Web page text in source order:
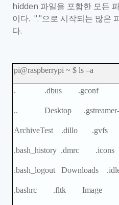
hidden 파일을 포함한 모든
이다. "."으로 시작되는 많은
다.
pi@raspberrypi ~ $ ls –a
. .dbus .gconf
.. Desktop .gstreamer-
ArchiveTest .dillo
.bash_history .dmrc
.bash_logout Downloads
.bashrc .fltk Image